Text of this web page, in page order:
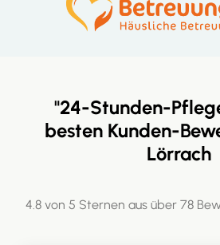
"24-Stunden-
besten Kunden-
Lörrach
4.8 von 5 Sternen aus über 78